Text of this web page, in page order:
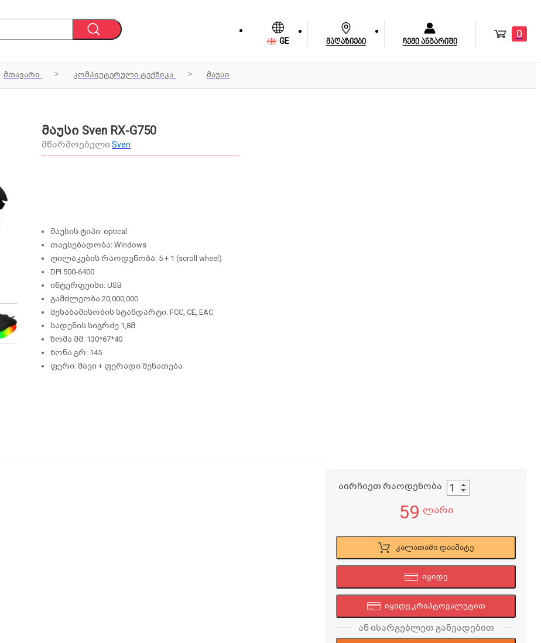
GE მაღაზიები ჩემი ანგარიში
0
მთავარი კომპიუტერული ტექნიკა მაუსი
მაუსი Sven RX-G750
მწარმოებელი Sven
მაუსის ტიპი: optical
თავსებადობა: Windows
ღილაკების რაოდენობა: 5 + 1 (scroll wheel)
DPI 500-6400
ინტერფეისი: USB
გამძლეობა 20,000,000
შესაბამისობის სტანდარტი: FCC, CE, ЕАС
სადენის სიგრძე 1,8მ
ზომა მმ: 130*67*40
წონა გრ: 145
ფერი: შავი + ფერადი შენათება
აირჩიეთ რაოდენობა
59 ლარი
კალათაში დაამატე
იყიდე
იყიდე კრიპტოვალუტით
ან ისარგებლეთ განვადებით